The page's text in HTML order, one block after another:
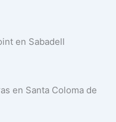
en Sabadell
en Santa Coloma de